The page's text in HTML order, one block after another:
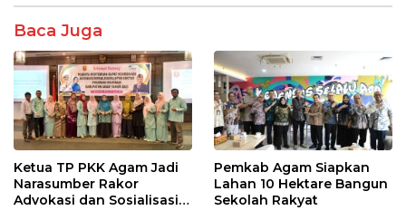
o
o
k
p
p
Baca Juga
Ketua TP PKK Agam Jadi
Narasumber Rakor
Advokasi dan Sosialisasi
Pemkab Agam Siapkan
Lahan 10 Hektare Bangun
Sekolah Rakyat